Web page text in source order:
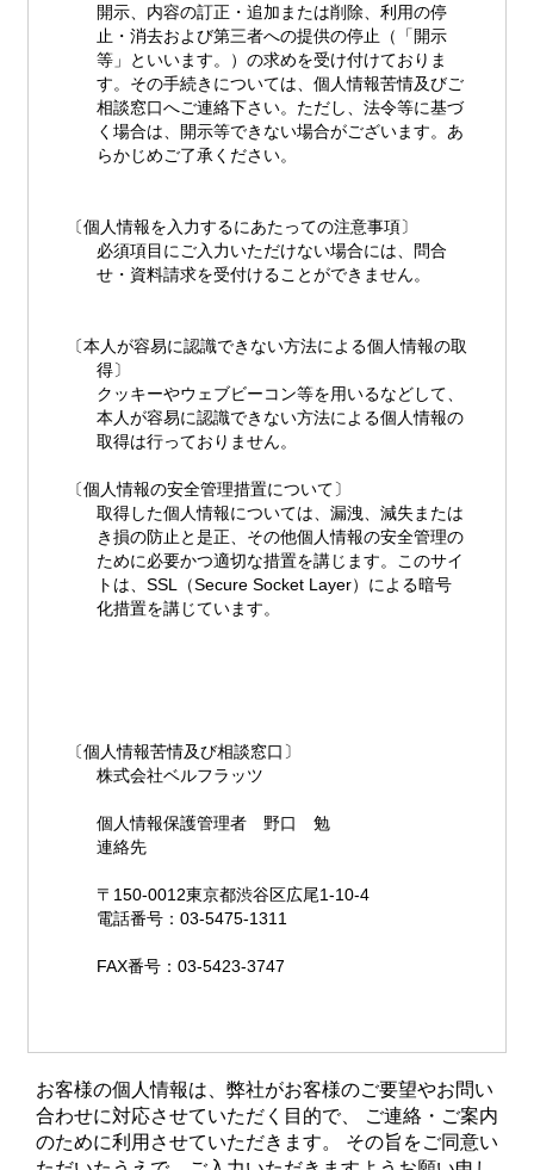
開示、内容の訂正・追加または削除、利用の停
止・消去および第三者への提供の停止（「開示
等」といいます。）の求めを受け付けておりま
す。その手続きについては、個人情報苦情及びご
相談窓口へご連絡下さい。ただし、法令等に基づ
く場合は、開示等できない場合がございます。あ
らかじめご了承ください。
〔個人情報を入力するにあたっての注意事項〕
必須項目にご入力いただけない場合には、問合
せ・資料請求を受付けることができません。
〔本人が容易に認識できない方法による個人情報の取
得〕
クッキーやウェブビーコン等を用いるなどして、
本人が容易に認識できない方法による個人情報の
取得は行っておりません。
〔個人情報の安全管理措置について〕
取得した個人情報については、漏洩、減失または
き損の防止と是正、その他個人情報の安全管理の
ために必要かつ適切な措置を講じます。このサイ
トは、SSL（Secure Socket Layer）による暗号
化措置を講じています。
〔個人情報苦情及び相談窓口〕
株式会社ベルフラッツ
個人情報保護管理者 野口 勉
連絡先
〒150-0012東京都渋谷区広尾1-10-4
電話番号：03-5475-1311
FAX番号：03-5423-3747
お客様の個人情報は、弊社がお客様のご要望やお問い
合わせに対応させていただく目的で、 ご連絡・ご案内
のために利用させていただきます。 その旨をご同意い